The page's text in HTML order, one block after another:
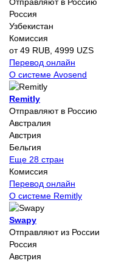
Россия
Узбекистан
Комиссия
от 49 RUB, 4999 UZS
Перевод онлайн
О системе Avosend
Remitly
Отправляют в Россию
Австралия
Австрия
Бельгия
Еще 28 стран
Комиссия
Перевод онлайн
О системе Remitly
Swapy
Отправляют из России
Россия
Австрия